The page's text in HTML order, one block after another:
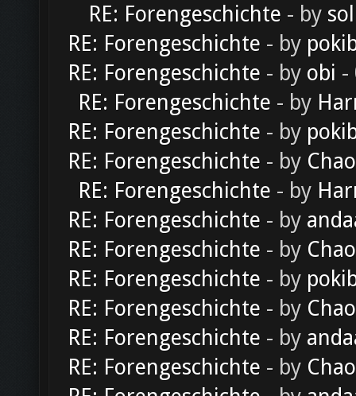
RE: Forengeschichte - by
RE: Forengeschichte - by
RE: Forengeschichte - by obi -
RE: Forengeschichte - by
RE: Forengeschichte - by
RE: Forengeschichte - by
RE: Forengeschichte - by
RE: Forengeschichte - by
RE: Forengeschichte - by
RE: Forengeschichte - by
RE: Forengeschichte - by
RE: Forengeschichte - by
RE: Forengeschichte - by